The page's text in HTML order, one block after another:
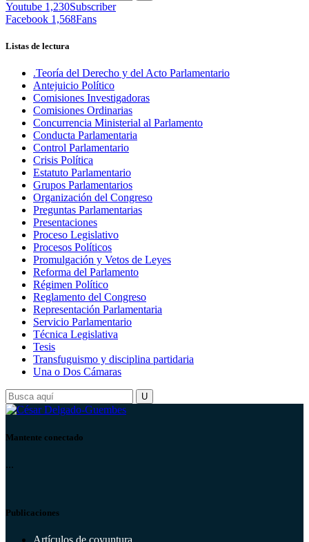
Youtube 1,230Subscriber
Facebook 1,568Fans
Listas de lectura
.Teoría del Derecho y del Acto Parlamentario
Antejuicio Político
Comisiones Investigadoras
Comisiones Ordinarias
Concurrencia Ministerial al Parlamento
Conducta Parlamentaria
Control Parlamentario
Crisis Política
Estatuto Parlamentario
Grupos Parlamentarios
Organización del Congreso
Preguntas Parlamentarias
Presentaciones
Proceso Legislativo
Procesos Políticos
Promulgación y Vetos de Leyes
Reforma del Parlamento
Régimen Político
Reglamento del Congreso
Representación Parlamentaria
Servicio Parlamentario
Técnica Legislativa
Tesis
Transfuguismo y disciplina partidaria
Una o Dos Cámaras
Mantente conectado
...
Publicaciones
Artículos de coyuntura